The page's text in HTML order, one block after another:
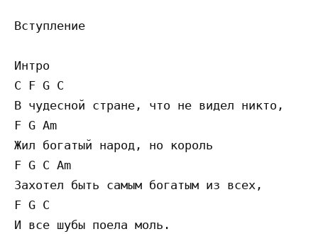
Вступление
Интро
C F G C
В чудесной стране, что не видел никто,
F G Am
Жил богатый народ, но король
F G C Am
Захотел быть самым богатым из всех,
F G C
И все шубы поела моль.